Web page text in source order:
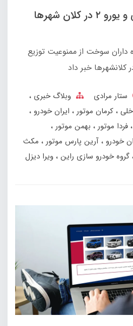
توزیع بنزین معمولی و یورو ۲ در کلان شهرها
داران سوخت از ممنوعیت توزیع
ستار مرادی
وبلاگ خبری
کرمان موتور
ایران خودرو
فردا موتور
بهمن‌ موتور
خودرو آرین پارس موتور
مکث
گروه خودرو سازی راین ویرا دیزل